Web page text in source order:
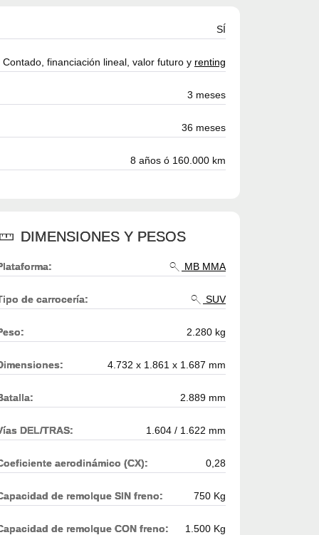
SÍ
Contado, financiación lineal, valor futuro y renting
3 meses
36 meses
8 años ó 160.000 km
DIMENSIONES Y PESOS
MB MMA
de carrocería: SUV
2.280 kg
4.732 x 1.861 x 1.687 mm
2.889 mm
DEL/TRAS: 1.604 / 1.622 mm
aerodinámico (CX): 0,28
de remolque SIN freno: 750 Kg
de remolque CON freno: 1.500 Kg